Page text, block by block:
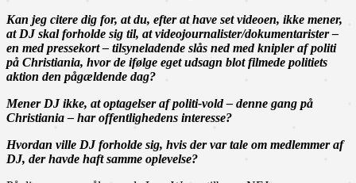
Kan jeg citere dig for, at du, efter at have set videoen, ikke mener,
at DJ skal forholde sig til, at videojournalister/dokumentarister –
en med pressekort – tilsyneladende slås ned med knipler af politi
på Christiania, hvor de ifølge eget udsagn blot filmede politiets
aktion den pågældende dag?
Mener DJ ikke, at optagelser af politi-vold – denne gang på
Christiania – har offentlighedens interesse?
Hvordan ville DJ forholde sig, hvis der var tale om medlemmer af
DJ, der havde haft samme oplevelse?